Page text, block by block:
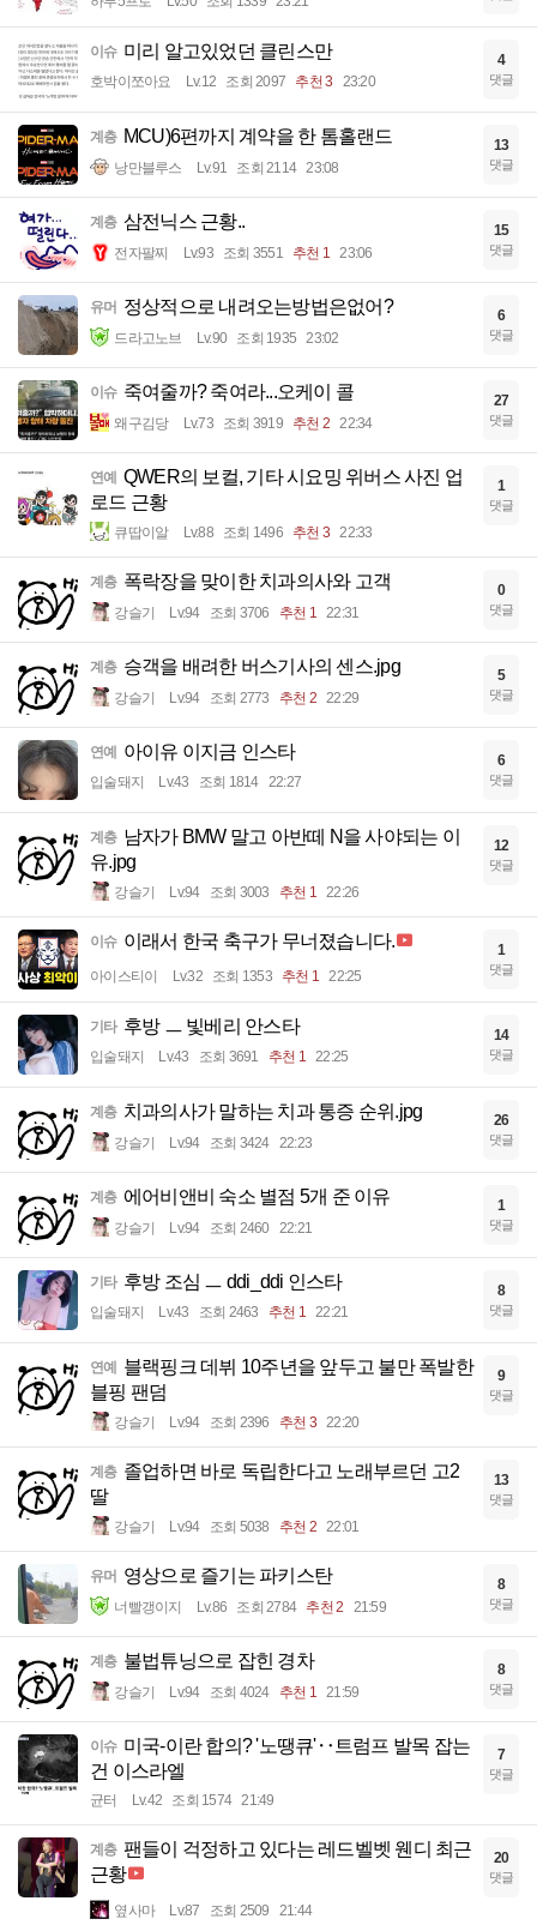
이슈 미리 알고있었던 클린스만
호박이쪼아요 Lv.12 조회 2097 추천 3 23:20
4
댓글
계층 MCU)6편까지 계약을 한 톰홀랜드
낭만블루스 Lv.91 조회 2114 23:08
13
댓글
계층 삼전닉스 근황..
전자팔찌 Lv.93 조회 3551 추천 1 23:06
15
댓글
유머 정상적으로 내려오는방법은없어?
드라고노브 Lv.90 조회 1935 23:02
6
댓글
이슈 죽여줄까? 죽여라...오케이 콜
왜구김당 Lv.73 조회 3919 추천 2 22:34
27
댓글
연예
QWER의 보컬, 기타 시요밍 위버스 사진 업
로드 근황
큐땁이알 Lv.88 조회 1496 추천 3 22:33
1
댓글
계층 폭락장을 맞이한 치과의사와 고객
강슬기 Lv.94 조회 3706 추천 1 22:31
0
댓글
계층 승객을 배려한 버스기사의 센스.jpg
강슬기 Lv.94 조회 2773 추천 2 22:29
5
댓글
연예 아이유 이지금 인스타
입술돼지 Lv.43 조회 1814 22:27
6
댓글
계층 남자가 BMW 말고 아반떼 N을 사야되는 이
유.jpg
강슬기 Lv.94 조회 3003 추천 1 22:26
12
댓글
이슈 이래서 한국 축구가 무너졌습니다.
아이스티이 Lv.32 조회 1353 추천 1 22:25
1
댓글
기타 후방 ㅡ 빛베리 안스타
입술돼지 Lv.43 조회 3691 추천 1 22:25
14
댓글
계층 치과의사가 말하는 치과 통증 순위.jpg
강슬기 Lv.94 조회 3424 22:23
26
댓글
계층 에어비앤비 숙소 별점 5개 준 이유
강슬기 Lv.94 조회 2460 22:21
1
댓글
기타 후방 조심 ㅡ ddi_ddi 인스타
입술돼지 Lv.43 조회 2463 추천 1 22:21
8
댓글
연예
블랙핑크 데뷔 10주년을 앞두고 불만 폭발한
블핑 팬덤
강슬기 Lv.94 조회 2396 추천 3 22:20
9
댓글
계층 졸업하면 바로 독립한다고 노래부르던 고2
딸
강슬기 Lv.94 조회 5038 추천 2 22:01
13
댓글
유머 영상으로 즐기는 파키스탄
너빨갱이지 Lv.86 조회 2784 추천 2 21:59
8
댓글
계층 불법튜닝으로 잡힌 경차
강슬기 Lv.94 조회 4024 추천 1 21:59
8
댓글
이슈 미국-이란 합의? '노땡큐'‥트럼프 발목 잡는
건 이스라엘
균터 Lv.42 조회 1574 21:49
7
댓글
계층 팬들이 걱정하고 있다는 레드벨벳 웬디 최근
근황
옆사마 Lv.87 조회 2509 21:44
20
댓글